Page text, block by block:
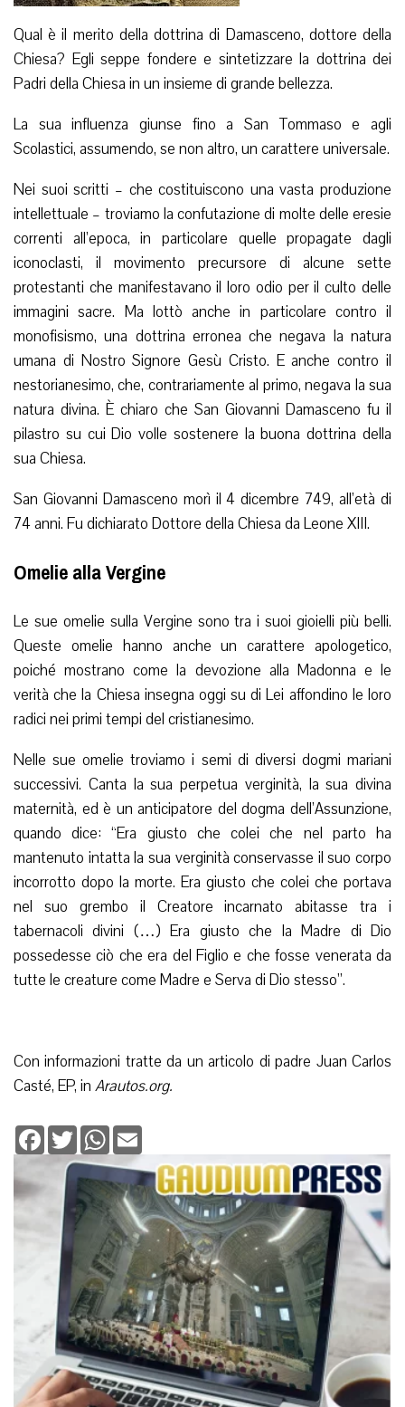
Qual è il merito della dottrina di Damasceno, dottore della
Chiesa? Egli seppe fondere e sintetizzare la dottrina dei
Padri della Chiesa in un insieme di grande bellezza.
La sua influenza giunse fino a San Tommaso e agli
Scolastici, assumendo, se non altro, un carattere universale.
Nei suoi scritti – che costituiscono una vasta produzione
intellettuale – troviamo la confutazione di molte delle eresie
correnti all’epoca, in particolare quelle propagate dagli
iconoclasti, il movimento precursore di alcune sette
protestanti che manifestavano il loro odio per il culto delle
immagini sacre. Ma lottò anche in particolare contro il
monofisismo, una dottrina erronea che negava la natura
umana di Nostro Signore Gesù Cristo. E anche contro il
nestorianesimo, che, contrariamente al primo, negava la sua
natura divina. È chiaro che San Giovanni Damasceno fu il
pilastro su cui Dio volle sostenere la buona dottrina della
sua Chiesa.
San Giovanni Damasceno morì il 4 dicembre 749, all’età di
74 anni. Fu dichiarato Dottore della Chiesa da Leone XIII.
Omelie alla Vergine
Le sue omelie sulla Vergine sono tra i suoi gioielli più belli.
Queste omelie hanno anche un carattere apologetico,
poiché mostrano come la devozione alla Madonna e le
verità che la Chiesa insegna oggi su di Lei affondino le loro
radici nei primi tempi del cristianesimo.
Nelle sue omelie troviamo i semi di diversi dogmi mariani
successivi. Canta la sua perpetua verginità, la sua divina
maternità, ed è un anticipatore del dogma dell’Assunzione,
quando dice: “Era giusto che colei che nel parto ha
mantenuto intatta la sua verginità conservasse il suo corpo
incorrotto dopo la morte. Era giusto che colei che portava
nel suo grembo il Creatore incarnato abitasse tra i
tabernacoli divini (…) Era giusto che la Madre di Dio
possedesse ciò che era del Figlio e che fosse venerata da
tutte le creature come Madre e Serva di Dio stesso”.
Con informazioni tratte da un articolo di padre Juan Carlos
Casté, EP, in Arautos.org.
Facebook
TwitterWhatsApp